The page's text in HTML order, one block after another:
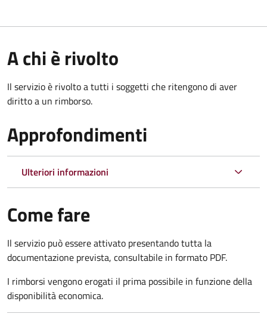
A chi è rivolto
Il servizio è rivolto a tutti i soggetti che ritengono di aver
diritto a un rimborso.
Approfondimenti
Ulteriori informazioni
Come fare
Il servizio può essere attivato presentando tutta la
documentazione prevista, consultabile in formato PDF.
I rimborsi vengono erogati il prima possibile in funzione della
disponibilità economica.